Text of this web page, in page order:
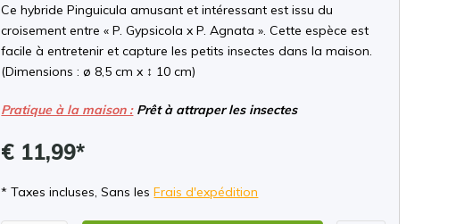
Ce hybride Pinguicula amusant et intéressant est issu du
croisement entre « P. Gypsicola x P. Agnata ». Cette espèce est
facile à entretenir et capture les petits insectes dans la maison.
(Dimensions : ø 8,5 cm x ↕ 10 cm)
Pratique à la maison :Prêt à attraper les insectes
€ 11,99*
* Taxes incluses, Sans lesFrais d'expédition